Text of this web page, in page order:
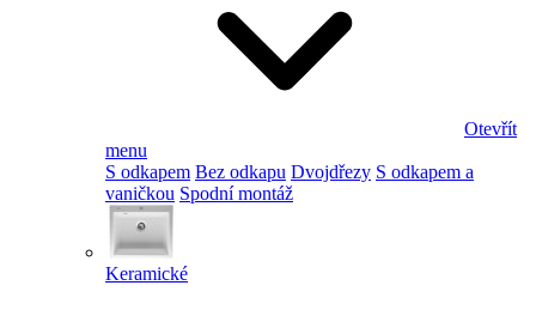
Otevřít
menu
S odkapem Bez odkapu Dvojdřezy S odkapem a
vaničkou Spodní montáž
Keramické